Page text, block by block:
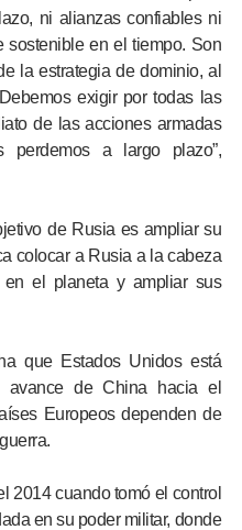
ni alianzas confiables ni
sostenible en el tiempo. Son
la estrategia de dominio, al
exigir por todas las
de las acciones armadas
perdemos a largo plazo”,
de Rusia es ampliar su
colocar a Rusia a la cabeza
el planeta y ampliar sus
que Estados Unidos está
avance de China hacia el
Europeos dependen de
2014 cuando tomó el control
en su poder militar, donde